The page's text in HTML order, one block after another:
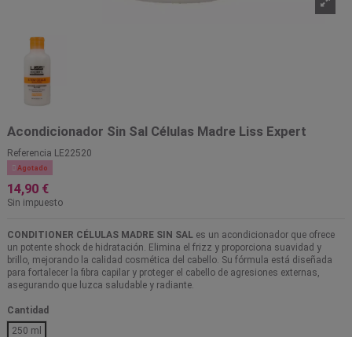
Acondicionador Sin Sal Células Madre Liss Expert
Referencia LE22520
 Agotado
14,90 €
Sin impuesto
CONDITIONER CÉLULAS MADRE SIN SAL es un acondicionador que ofrece
un potente shock de hidratación. Elimina el frizz y proporciona suavidad y
brillo, mejorando la calidad cosmética del cabello. Su fórmula está diseñada
para fortalecer la fibra capilar y proteger el cabello de agresiones externas,
asegurando que luzca saludable y radiante.
Cantidad
250 ml